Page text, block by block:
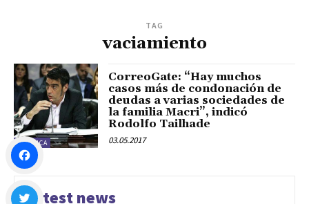
TAG
vaciamiento
POLÍTICA
CorreoGate: “Hay muchos
casos más de condonación de
deudas a varias sociedades de
la familia Macri”, indicó
Rodolfo Tailhade
03.05.2017
Latest news
Facebook